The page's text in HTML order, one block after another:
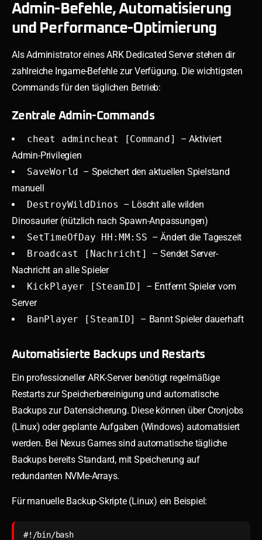
Admin-Befehle, Automatisierung
und Performance-Optimierung
Als Administrator eines ARK Dedicated Server stehen dir
zahlreiche Ingame-Befehle zur Verfügung. Die wichtigsten
Commands für den täglichen Betrieb:
Zentrale Admin-Commands
cheat admincheat [Command]
– Aktiviert
Admin-Privilegien
SaveWorld – Speichert den aktuellen Spielstand
manuell
DestroyWildDinos – Löscht alle wilden
Dinosaurier (nützlich nach Spawn-Anpassungen)
SetTimeOfDay HH:MM:SS – Ändert die Tageszeit
Broadcast [Nachricht]
– Sendet Server-
Nachricht an alle Spieler
KickPlayer [SteamID]
– Entfernt Spieler vom
Server
BanPlayer [SteamID]
– Bannt Spieler dauerhaft
Automatisierte Backups und Restarts
Ein professioneller ARK-Server benötigt regelmäßige
Restarts zur Speicherbereinigung und automatische
Backups zur Datensicherung. Diese können über Cronjobs
(Linux) oder geplante Aufgaben (Windows) automatisiert
werden. Bei Nexus Games sind automatische tägliche
Backups bereits Standard, mit Speicherung auf
redundanten NVMe-Arrays.
Für manuelle Backup-Skripte (Linux) ein Beispiel:
#!/bin/bash